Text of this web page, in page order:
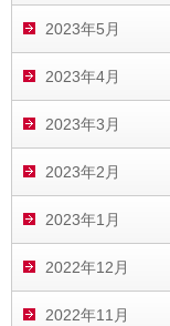
2023年5月
2023年4月
2023年3月
2023年2月
2023年1月
2022年12月
2022年11月